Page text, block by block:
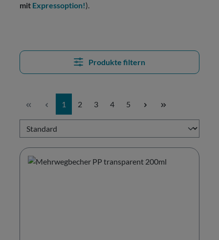
mit Expressoption!).
Produkte filtern
Seite
1 Seite
2 Seite
3 Seite
4 Seite
5